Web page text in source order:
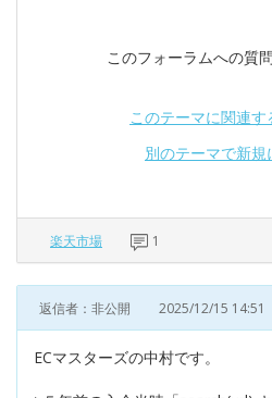
このフォーラムへの質
このテーマに関連す
別のテーマで新規
楽天市場 1
返信者：非公開 2025/12/15 14:51
ECマスターズの中村です。